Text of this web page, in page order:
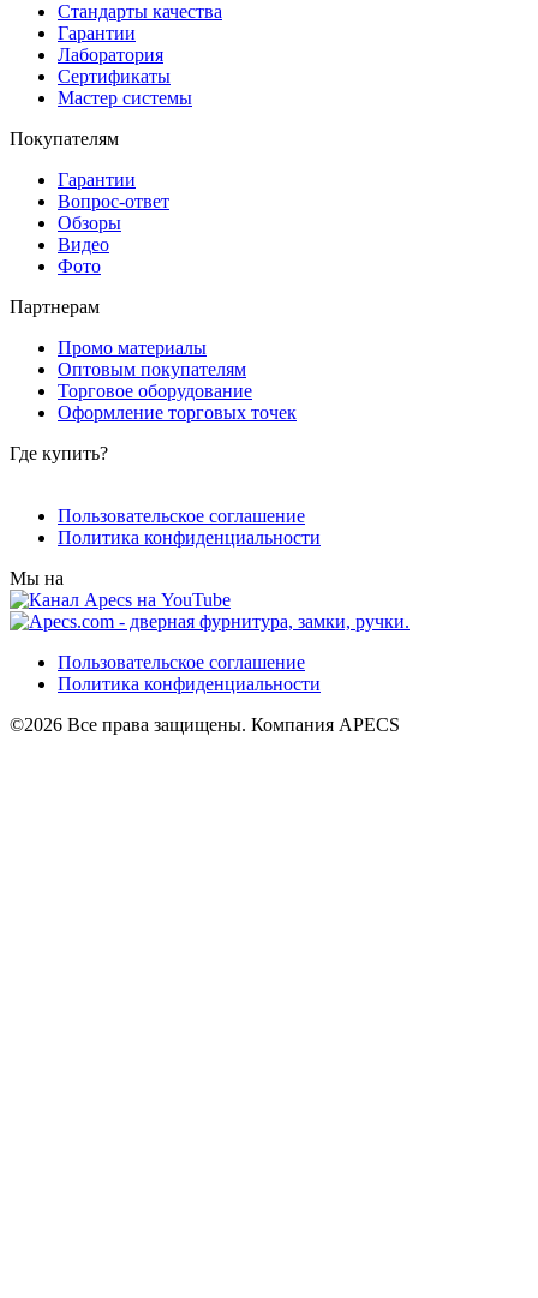
Стандарты качества
Гарантии
Лаборатория
Сертификаты
Мастер системы
Покупателям
Гарантии
Вопрос-ответ
Обзоры
Видео
Фото
Партнерам
Промо материалы
Оптовым покупателям
Торговое оборудование
Оформление торговых точек
Где купить?
Пользовательское соглашение
Политика конфиденциальности
Мы на
Пользовательское соглашение
Политика конфиденциальности
©2026 Все права защищены. Компания APECS